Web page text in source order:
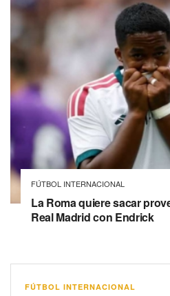
FÚTBOL INTERNACIONAL
La Roma quiere sacar
Real Madrid con Endrick
FÚTBOL INTERNACIONAL